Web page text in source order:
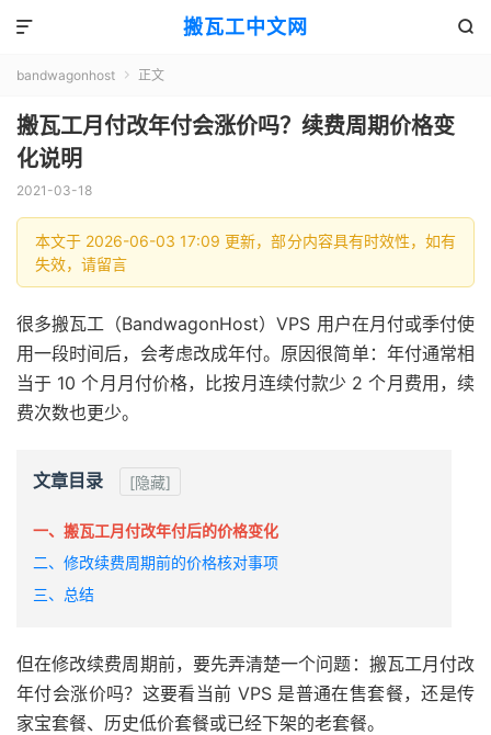
搬瓦工中文网 

bandwagonhost  正文
搬瓦工月付改年付会涨价吗？续费周期价格变
化说明
2021-03-18
本文于 2026-06-03 17:09 更新，部分内容具有时效性，如有
失效，请留言
很多搬瓦工（BandwagonHost）VPS 用户在月付或季付使
用一段时间后，会考虑改成年付。原因很简单：年付通常相
当于 10 个月月付价格，比按月连续付款少 2 个月费用，续
费次数也更少。
文章目录 [隐藏]
一、搬瓦工月付改年付后的价格变化
二、修改续费周期前的价格核对事项
三、总结
但在修改续费周期前，要先弄清楚一个问题：搬瓦工月付改
年付会涨价吗？这要看当前 VPS 是普通在售套餐，还是传
家宝套餐、历史低价套餐或已经下架的老套餐。